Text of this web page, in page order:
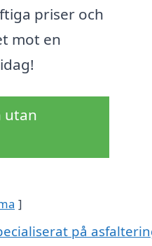
priser och
mot en
utan
på